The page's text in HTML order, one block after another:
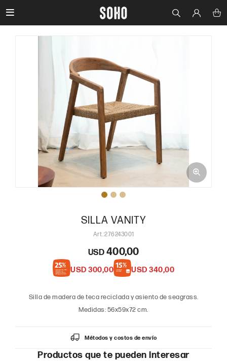

SILLA VANITY
276243001
USD 400,00
USD 300,00 USD 340,00
Silla de madera de teca reciclada y asiento de seagrass.
Medidas: 56x59x72 cm.
Métodos y costos de envío
Productos que te pueden interesar